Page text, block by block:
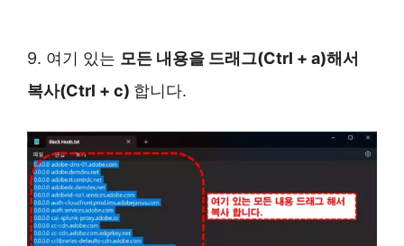
9. 여기 있는 모든 내용을 드래그(Ctrl + a)해서
복사(Ctrl + c) 합니다.